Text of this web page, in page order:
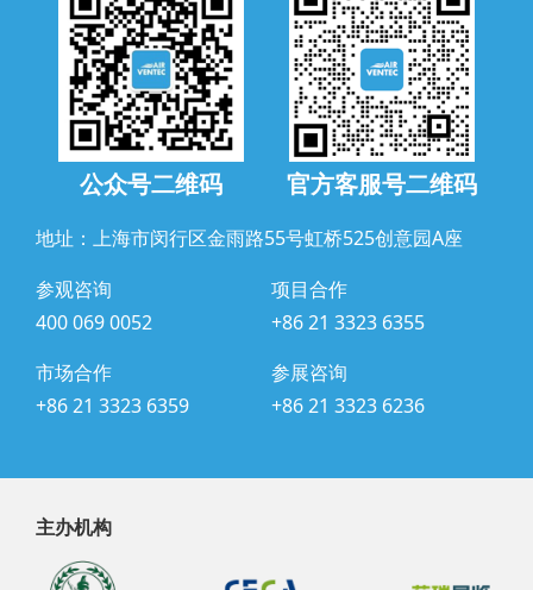
公众号二维码 官方客服号二维码
地址：上海市闵行区金雨路55号虹桥525创意园A座
参观咨询
400 069 0052
项目合作
+86 21 3323 6355
市场合作
+86 21 3323 6359
参展咨询
+86 21 3323 6236
主办机构